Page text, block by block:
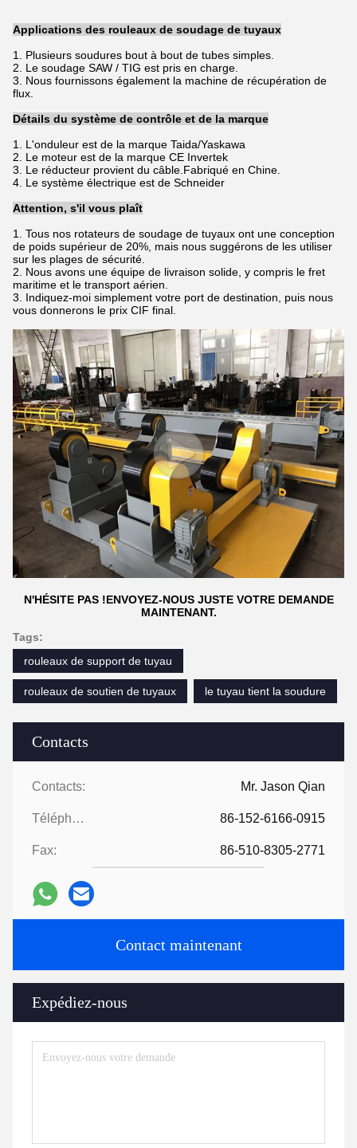
Contacts
Contacts: Mr. Jason Qian
Téléphone: 86-152-6166-0915
Fax: 86-510-8305-2771
Contact maintenant
Expédiez-nous
Applications des rouleaux de soudage de tuyaux
1. Plusieurs soudures bout à bout de tubes simples.
2. Le soudage SAW / TIG est pris en charge.
3. Nous fournissons également la machine de récupération de
flux.
Détails du système de contrôle et de la marque
1. L'onduleur est de la marque Taida/Yaskawa
2. Le moteur est de la marque CE Invertek
3. Le réducteur provient du câble.Fabriqué en Chine.
4. Le système électrique est de Schneider
Attention, s'il vous plaît
1. Tous nos rotateurs de soudage de tuyaux ont une conception
de poids supérieur de 20%, mais nous suggérons de les utiliser
sur les plages de sécurité.
2. Nous avons une équipe de livraison solide, y compris le fret
maritime et le transport aérien.
3. Indiquez-moi simplement votre port de destination, puis nous
vous donnerons le prix CIF final.
N'HÉSITE PAS !ENVOYEZ-NOUS JUSTE VOTRE DEMANDE
MAINTENANT.
Tags:
rouleaux de support de tuyau
rouleaux de soutien de tuyaux le tuyau tient la soudure